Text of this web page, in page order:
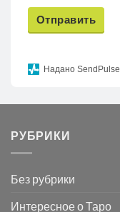
Отправить
Надано SendPulse
РУБРИКИ
Без рубрики
Интересное о Таро